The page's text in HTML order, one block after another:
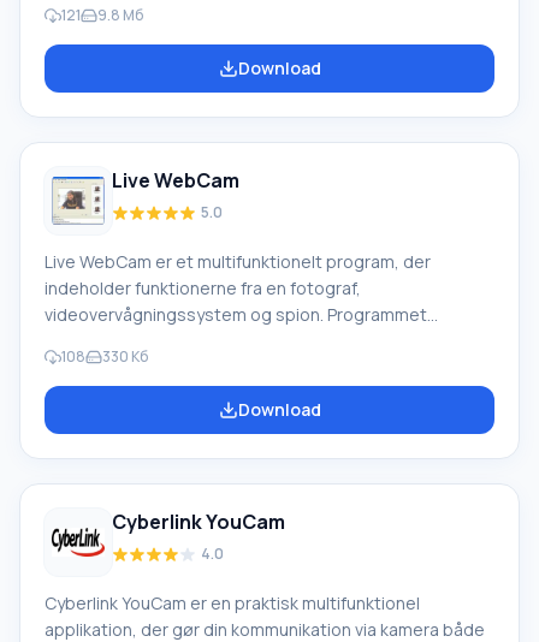
flersessionsdiske. Det er nemt at bruge og har en
intuitiv grænseflade. I FinalBurner Gratis har udviklerne
inkluderet en audio-ripper, et sæt værktøjer til at
121 9.8 Mб
Download
Live WebCam
5.0
Live WebCam er et multifunktionelt program, der
indeholder funktionerne fra en fotograf,
videovervågningssystem og spion. Programmet
For at undgå at gemme dubletter sammenligner det
automatisk det aktuelle og det forrige billede. Det er
praktisk at bruge auto-fotograf-tilstanden under
108 330 Кб
Download
Cyberlink YouCam
4.0
Cyberlink YouCam er en praktisk multifunktionel
applikation, der gør din kommunikation via kamera både